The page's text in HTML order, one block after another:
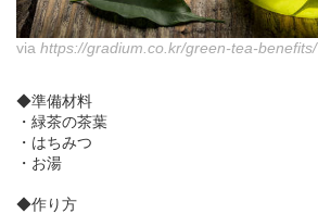
via https://gradium.co.kr/green-tea-benefits/
◆準備材料
・緑茶の茶葉
・はちみつ
・お湯
◆作り方